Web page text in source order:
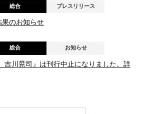
総合 プレスリリース
のお知らせ
総合 お知らせ
吉川晃司』は刊行中止になりました。詳